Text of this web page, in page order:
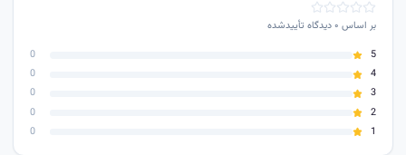
بر اساس ۰دیدگاه تأییدشده
5
0
4
0
3
0
2
0
1
0